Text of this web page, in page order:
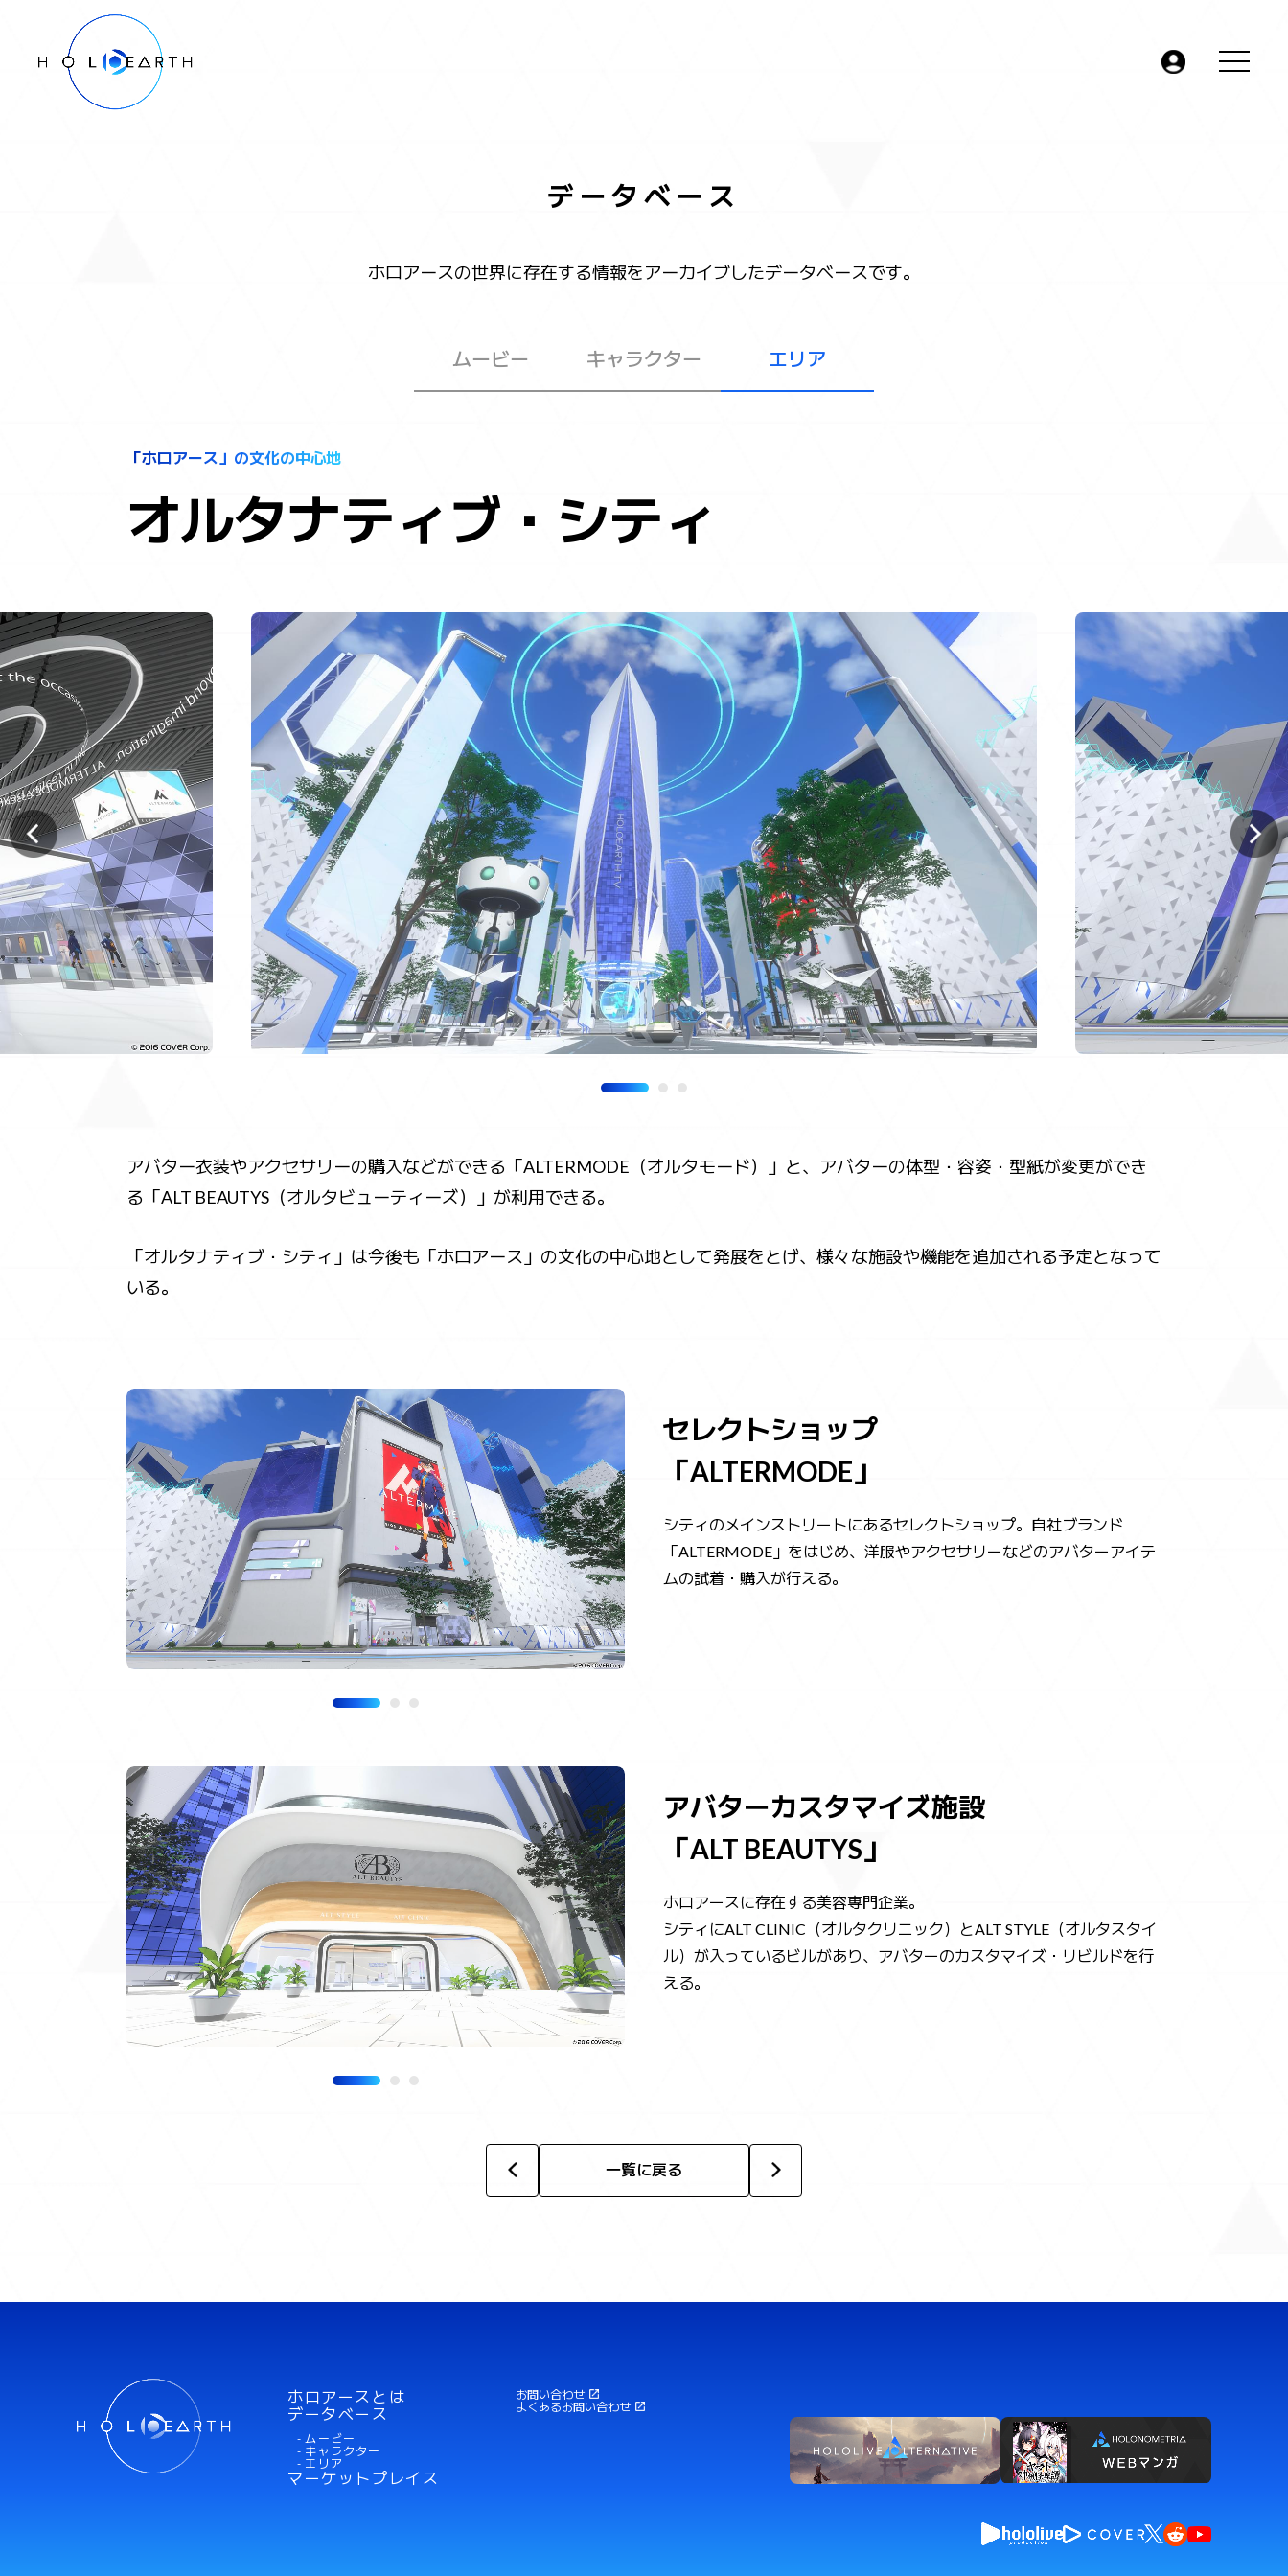
データベース
ホロアースの世界に存在する情報をアーカイブしたデータベースです。
ムービー キャラクター エリア
「ホロアース」の文化の中心地
オルタナティブ・シティ
アバター衣装やアクセサリーの購入などができる「ALTERMODE（オルタモード）」と、アバターの体型・容姿・型紙が変更ができ
る「ALT BEAUTYS（オルタビューティーズ）」が利用できる。
「オルタナティブ・シティ」は今後も「ホロアース」の文化の中心地として発展をとげ、様々な施設や機能を追加される予定となって
いる。
セレクトショップ
「ALTERMODE」
シティのメインストリートにあるセレクトショップ。自社ブランド
「ALTERMODE」をはじめ、洋服やアクセサリーなどのアバターアイテ
ムの試着・購入が行える。
アバターカスタマイズ施設
「ALT BEAUTYS」
ホロアースに存在する美容専門企業。
シティにALT CLINIC（オルタクリニック）とALT STYLE（オルタスタイ
ル）が入っているビルがあり、アバターのカスタマイズ・リビルドを行
える。
一覧に戻る
ホロアースとは
データベース
- ムービー
- キャラクター
- エリア
マーケットプレイス
お問い合わせ
よくあるお問い合わせ